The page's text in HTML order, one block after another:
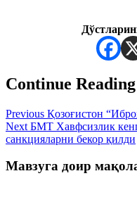
Continue Reading
Previous Қозоғистон
Next БМТ Хавфсизлик
санкцияларни бекор қилди
Мавзуга доир